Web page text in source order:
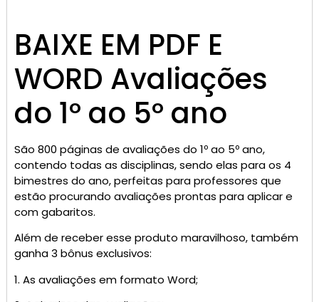
BAIXE EM PDF E
WORD Avaliações
do 1º ao 5º ano
São 800 páginas de avaliações do 1º ao 5º ano,
contendo todas as disciplinas, sendo elas para os 4
bimestres do ano, perfeitas para professores que
estão procurando avaliações prontas para aplicar e
com gabaritos.
Além de receber esse produto maravilhoso, também
ganha 3 bônus exclusivos:
1. As avaliações em formato Word;